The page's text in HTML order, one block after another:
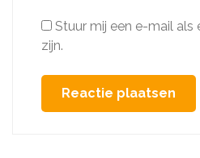
Stuur mij een e-mail als
zijn.